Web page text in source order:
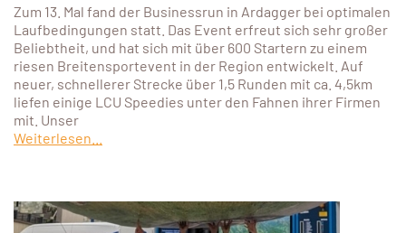
Zum 13. Mal fand der Businessrun in Ardagger bei optimalen
Laufbedingungen statt. Das Event erfreut sich sehr großer
Beliebtheit, und hat sich mit über 600 Startern zu einem
riesen Breitensportevent in der Region entwickelt. Auf
neuer, schnellerer Strecke über 1,5 Runden mit ca. 4,5km
liefen einige LCU Speedies unter den Fahnen ihrer Firmen
mit. Unser
Weiterlesen...